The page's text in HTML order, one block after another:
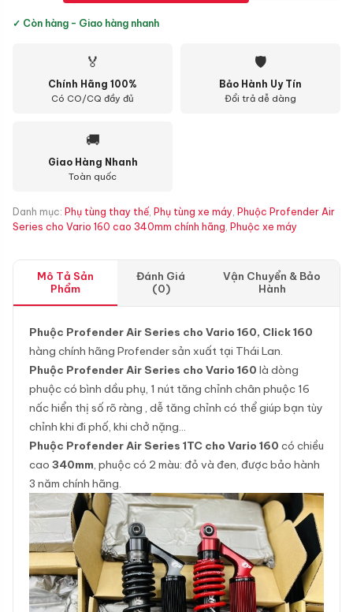
✓ Còn hàng - Giao hàng nhanh
🏅
Chính Hãng 100%
Có CO/CQ đầy đủ
🛡
Bảo Hành Uy Tín
Đổi trả dễ dàng
🚚
Giao Hàng Nhanh
Toàn quốc
Danh mục: Phụ tùng thay thế, Phụ tùng xe máy, Phuộc Profender Air
Series cho Vario 160 cao 340mm chính hãng, Phuộc xe máy
Mô Tả Sản
Phẩm
Đánh Giá
(0)
Vận Chuyển & Bảo
Hành
Phuộc Profender Air Series cho Vario 160, Click 160
hàng chính hãng Profender sản xuất tại Thái Lan.
Phuộc Profender Air Series cho Vario 160 là dòng
phuộc có bình dầu phụ, 1 nút tăng chỉnh chân phuộc 16
nấc hiển thị số rõ ràng , dễ tăng chỉnh có thể giúp bạn tùy
chỉnh khi đi phố, khi chở nặng…
Phuộc Profender Air Series 1TC cho Vario 160 có chiều
cao 340mm, phuộc có 2 màu: đỏ và đen, được bảo hành
3 năm chính hãng.